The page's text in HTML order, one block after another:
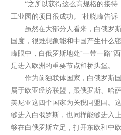
“之所以获得这么高规格的接待
工业园的项目很成功。”杜晓峰告诉
虽然在大部分人看来，白俄罗
国度，很难想象能和中国产生什么
峰眼中，白俄罗斯地处“一带一路”
是进入欧洲的重要节点和桥头堡。
作为前独联体国家，白俄罗斯
属于欧亚经济联盟，跟俄罗斯、哈
美尼亚这四个国家为关税同盟国。
够进入白俄罗斯，也同样能够进入
够在白俄罗斯立足，打开东欧和中